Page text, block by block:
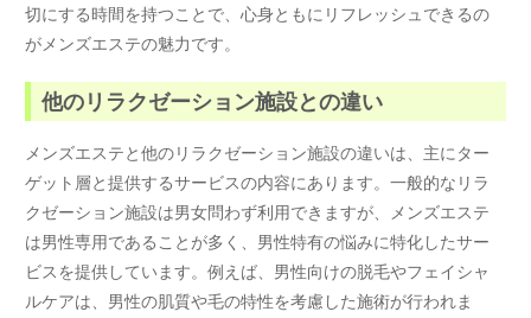
切にする時間を持つことで、心身ともにリフレッシュできるの
がメンズエステの魅力です。
他のリラクゼーション施設との違い
メンズエステと他のリラクゼーション施設の違いは、主にター
ゲット層と提供するサービスの内容にあります。一般的なリラ
クゼーション施設は男女問わず利用できますが、メンズエステ
は男性専用であることが多く、男性特有の悩みに特化したサー
ビスを提供しています。例えば、男性向けの脱毛やフェイシャ
ルケアは、男性の肌質や毛の特性を考慮した施術が行われま